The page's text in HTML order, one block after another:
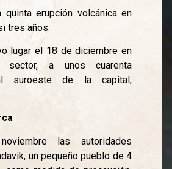
erupción volcánica en
tres años.
lugar el 18 de diciembre en
sector, a unos cuarenta
suroeste de la capital,
las autoridades
un pequeño pueblo de 4